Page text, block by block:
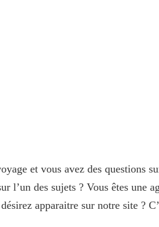
et vous avez des questions
l’un des sujets ? Vous êtes une
apparaitre sur notre site ?